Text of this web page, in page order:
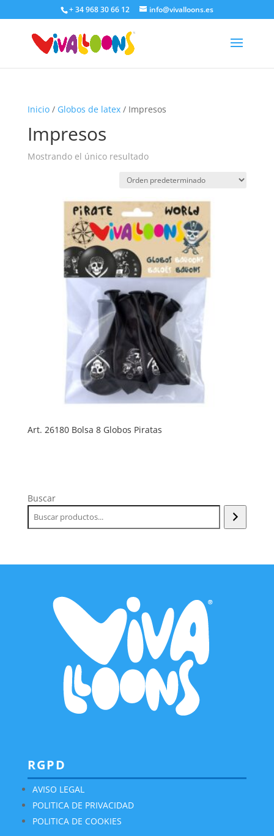
+ 34 968 30 66 12 info@vivalloons.es
Inicio/ Globos de latex/ Impresos
Impresos
Mostrando el único resultado
Art. 26180 Bolsa 8 Globos Piratas
Buscar
RGPD
AVISO LEGAL
POLITICA DE PRIVACIDAD
POLITICA DE COOKIES